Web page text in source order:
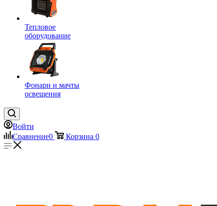
Тепловое
оборудование
Фонари и мачты
освещения
Войти
Сравнение0 Корзина 0